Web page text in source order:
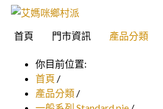
首頁 門市資訊 產品分類
你目前位置:
首頁 /
產品分類 /